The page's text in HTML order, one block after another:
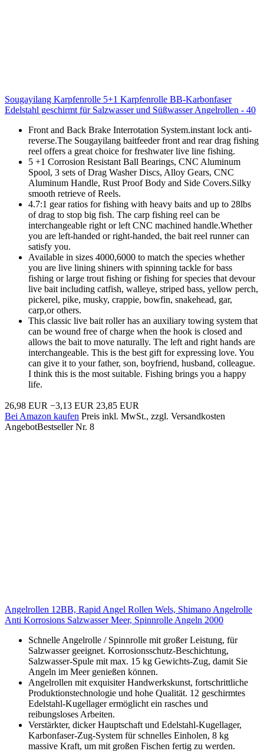
Sougayilang Karpfenrolle 5+1 Karpfenrolle BB-Karbonfaser
Edelstahl geschirmt für Salzwasser und Süßwasser Angelrollen - 40
Front and Back Brake Interrotation System.instant lock anti-
reverse.The Sougayilang baitfeeder front and rear drag fishing
reel offers a great choice for freshwater live line fishing.
5 +1 Corrosion Resistant Ball Bearings, CNC Aluminum
Spool, 3 sets of Drag Washer Discs, Alloy Gears, CNC
Aluminum Handle, Rust Proof Body and Side Covers.Silky
smooth retrieve of Reels.
4.7:1 gear ratios for fishing with heavy baits and up to 28lbs
of drag to stop big fish. The carp fishing reel can be
interchangeable right or left CNC machined handle.Whether
you are left-handed or right-handed, the bait reel runner can
satisfy you.
Available in sizes 4000,6000 to match the species whether
you are live lining shiners with spinning tackle for bass
fishing or large trout fishing or fishing for species that devour
live bait including catfish, walleye, striped bass, yellow perch,
pickerel, pike, musky, crappie, bowfin, snakehead, gar,
carp,or others.
This classic live bait roller has an auxiliary towing system that
can be wound free of charge when the hook is closed and
allows the bait to move naturally. The left and right hands are
interchangeable. This is the best gift for expressing love. You
can give it to your father, son, boyfriend, husband, colleague.
I think this is the most suitable. Fishing brings you a happy
life.
26,98 EUR −3,13 EUR 23,85 EUR
Bei Amazon kaufen Preis inkl. MwSt., zzgl. Versandkosten
AngebotBestseller Nr. 8
Angelrollen 12BB, Rapid Angel Rollen Wels, Shimano Angelrolle
Anti Korrosions Salzwasser Meer, Spinnrolle Angeln 2000
Schnelle Angelrolle / Spinnrolle mit großer Leistung, für
Salzwasser geeignet. Korrosionsschutz-Beschichtung,
Salzwasser-Spule mit max. 15 kg Gewichts-Zug, damit Sie
Angeln im Meer genießen können.
Angelrollen mit exquisiter Handwerkskunst, fortschrittliche
Produktionstechnologie und hohe Qualität. 12 geschirmtes
Edelstahl-Kugellager ermöglicht ein rasches und
reibungsloses Arbeiten.
Verstärkter, dicker Hauptschaft und Edelstahl-Kugellager,
Karbonfaser-Zug-System für schnelles Einholen, 8 kg
massive Kraft, um mit großen Fischen fertig zu werden.